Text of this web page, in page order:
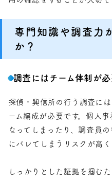
専門知識や調査力
か？
調査にはチーム体制が必
探偵・興信所の行う調査に
ーム編成が必要です。個人
なってしまったり、調査員
にバレてしまうリスクが高く
しっかりとした証拠を掴む